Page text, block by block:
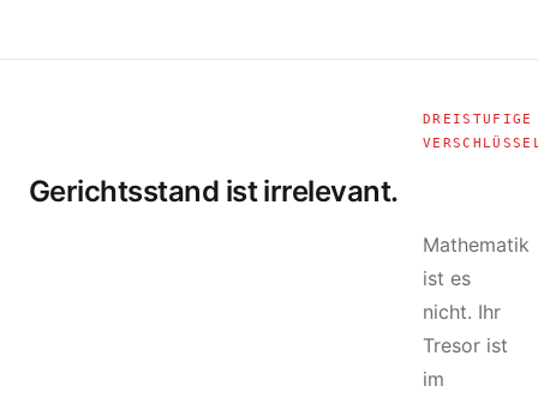
DREISTUFIGE
Gerichtsstand ist irrelevant.
Mathematik
ist es
nicht. Ihr
Tresor ist
im